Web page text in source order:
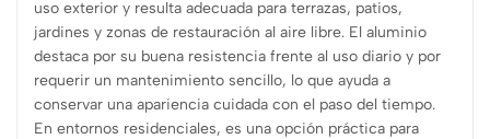
uso exterior y resulta adecuada para terrazas, patios,
jardines y zonas de restauración al aire libre. El aluminio
destaca por su buena resistencia frente al uso diario y por
requerir un mantenimiento sencillo, lo que ayuda a
conservar una apariencia cuidada con el paso del tiempo.
En entornos residenciales, es una opción práctica para